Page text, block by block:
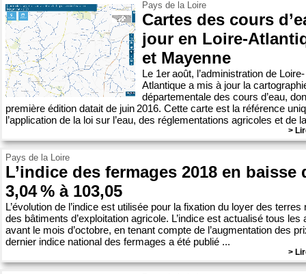
Pays de la Loire
Cartes des cours
jour en Loire-
et Mayenne
Le 1er août, l’administration de Loire-
Atlantique a mis à jour la
départementale des cours d’eau,
première édition datait de juin 2016. Cette carte est la référence
l’application de la loi sur l’eau, des réglementations agricoles et de
>
Pays de la Loire
L’indice des fermages 2018 en baisse
3,04 % à 103,05
L’évolution de l’indice est utilisée pour la fixation du loyer des terres
des bâtiments d’exploitation agricole. L’indice est actualisé tous les
avant le mois d’octobre, en tenant compte de l’augmentation des
dernier indice national des fermages a été publié ...
>